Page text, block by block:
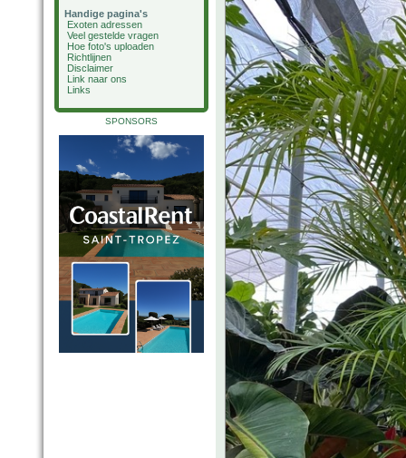
Handige pagina's
Exoten adressen
Veel gestelde vragen
Hoe foto's uploaden
Richtlijnen
Disclaimer
Link naar ons
Links
SPONSORS